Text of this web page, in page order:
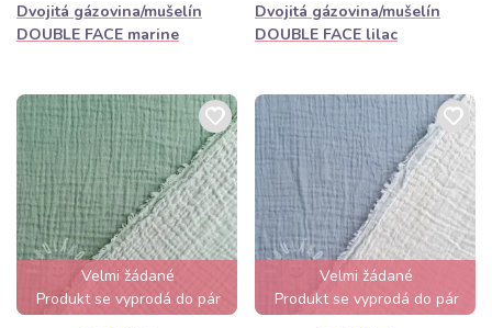
Dvojitá gázovina/mušelín
DOUBLE FACE marine
Dvojitá gázovina/mušelín
DOUBLE FACE lilac
Velmi žádané
Produkt se vyprodá do pár
hodin
Velmi žádané
Produkt se vyprodá do pár
hodin